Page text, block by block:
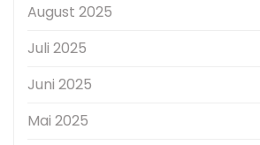
August 2025
Juli 2025
Juni 2025
Mai 2025